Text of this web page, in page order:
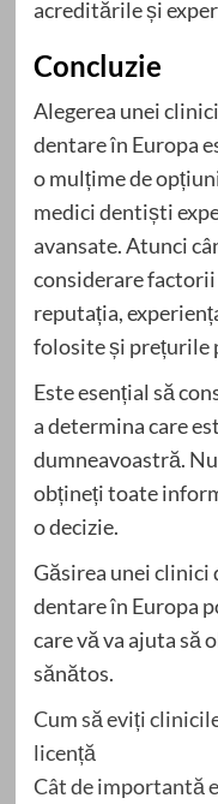
acreditările și
Concluzie
Alegerea unei
dentare în Europa
o mulțime de
medici dentiști
avansate. Atunci
considerare
reputația,
folosite și prețurile
Este esențial să
a determina care
dumneavoastră.
obțineți toate
o decizie.
Găsirea unei
dentare în Europa
care vă va ajuta să
sănătos.
Cum să eviți
licență
Cât de importantă